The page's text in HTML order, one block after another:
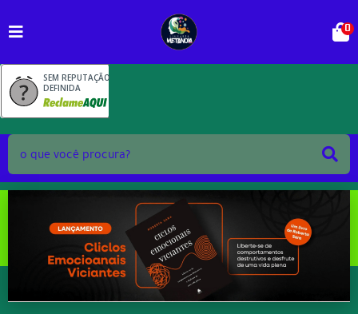
SEM REPUTAÇÃO
DEFINIDA
0